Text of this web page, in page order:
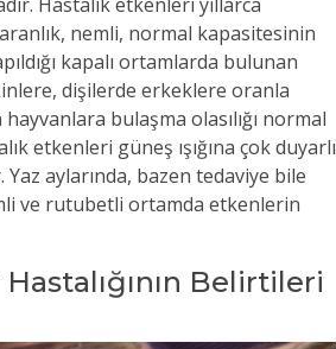
nemli, normal kapasitesinin
kapalı ortamlarda bulunan
dişilerde erkeklere oranla
bulaşma olasılığı normal
etkenleri güneş ışığına çok duyarlı
aylarında, bazen tedaviye bile
ve rutubetli ortamda etkenlerin
Belirtileri